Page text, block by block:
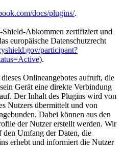
docs/plugins/.
Shield-Abkommen zertifiziert und
europäische Datenschutzrecht
participant?
).
Onlineangebotes aufruft, die
Gerät eine direkte Verbindung
Der Inhalt des Plugins wird von
Nutzers übermittelt und von
Dabei können aus den
der Nutzer erstellt werden. Wir
den Umfang der Daten, die
erhebt und informiert die Nutzer